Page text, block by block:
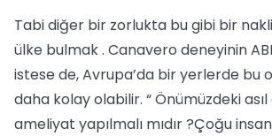
Tabi diğer bir zorlukta bu gibi bir
ülke bulmak . Canavero deneyinin
istese de, Avrupa’da bir yerlerde bu
daha kolay olabilir. “ Önümüzdeki
ameliyat yapılmalı mıdır ?Çoğu